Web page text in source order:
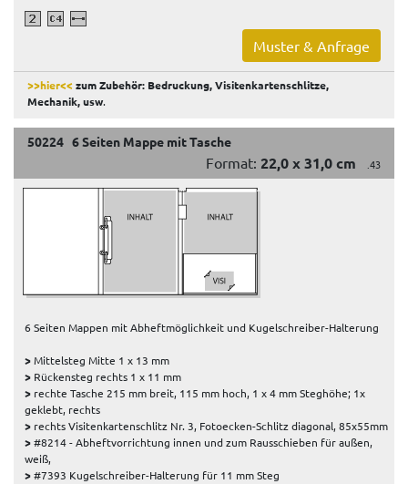
Muster & Anfrage
>>hier<<zum Zubehör: Bedruckung, Visitenkartenschlitze,
Mechanik, usw.
50224 6 Seiten Mappe mit Tasche
Format: 22,0 x 31,0 cm .43
6 Seiten Mappen mit Abheftmöglichkeit und Kugelschreiber-Halterung
>Mittelsteg Mitte 1 x 13 mm
> Rückensteg rechts 1 x 11 mm
> rechte Tasche 215 mm breit, 115 mm hoch, 1 x 4 mm Steghöhe; 1x
geklebt, rechts
> rechts Visitenkartenschlitz Nr. 3, Fotoecken-Schlitz diagonal, 85x55mm
>#8214 - Abheftvorrichtung innen und zum Rausschieben für außen,
weiß,
>#7393 Kugelschreiber-Halterung für 11 mm Steg